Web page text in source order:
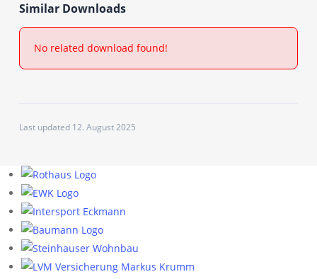
Similar Downloads
No related download found!
Last updated 12. August 2025